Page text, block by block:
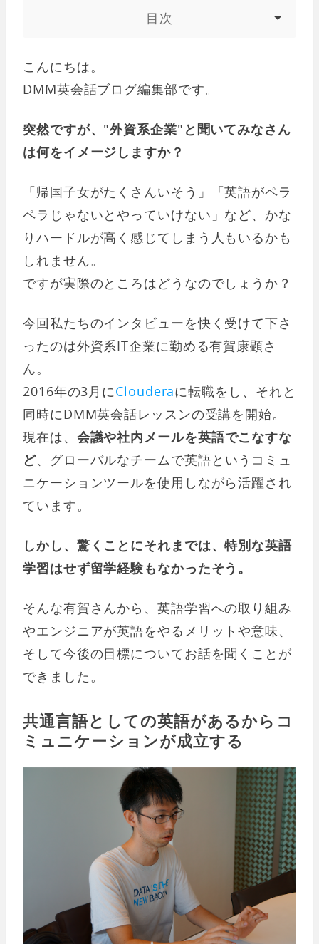
目次
こんにちは。
DMM英会話ブログ編集部です。
突然ですが、"外資系企業"と聞いてみなさん
は何をイメージしますか？
「帰国子女がたくさんいそう」「英語がペラ
ペラじゃないとやっていけない」など、かな
りハードルが高く感じてしまう人もいるかも
しれません。
ですが実際のところはどうなのでしょうか？
今回私たちのインタビューを快く受けて下さ
ったのは外資系IT企業に勤める有賀康顕さ
ん。
2016年の3月にClouderaに転職をし、それと
同時にDMM英会話レッスンの受講を開始。
現在は、 会議や社内メールを英語でこなすな
ど、グローバルなチームで英語というコミュ
ニケーションツールを使用しながら活躍され
ています。
しかし、驚くことにそれまでは、特別な英語
学習はせず留学経験もなかったそう。
そんな有賀さんから、英語学習への取り組み
やエンジニアが英語をやるメリットや意味、
そして今後の目標についてお話を聞くことが
できました。
共通言語としての英語があるからコ
ミュニケーションが成立する